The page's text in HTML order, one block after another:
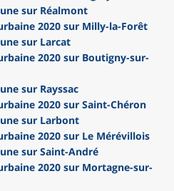
sur Réalmont
2020 sur Milly-la-Forêt
sur Larcat
2020 sur Boutigny-sur-
sur Rayssac
2020 sur Saint-Chéron
sur Larbont
2020 sur Le Mérévillois
sur Saint-André
2020 sur Mortagne-sur-